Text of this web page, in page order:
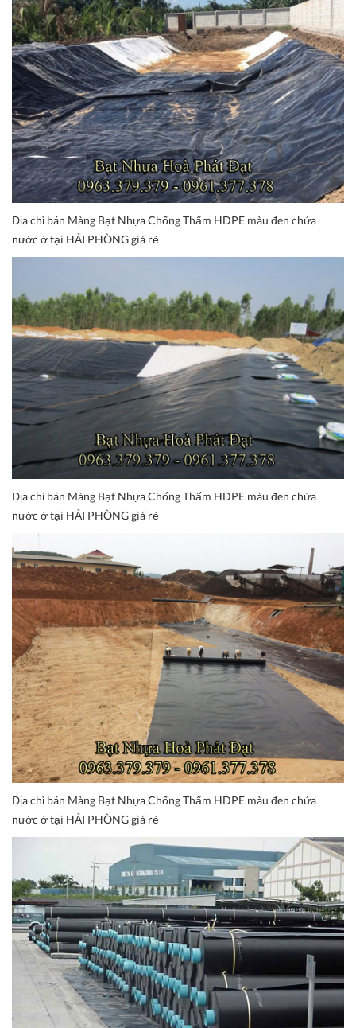
Địa chỉ bán Màng Bạt Nhựa Chống Thấm HDPE màu đen chứa
nước ở tại HẢI PHÒNG giá rẻ
Địa chỉ bán Màng Bạt Nhựa Chống Thấm HDPE màu đen chứa
nước ở tại HẢI PHÒNG giá rẻ
Địa chỉ bán Màng Bạt Nhựa Chống Thấm HDPE màu đen chứa
nước ở tại HẢI PHÒNG giá rẻ